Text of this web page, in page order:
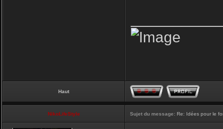
Haut
NikoLifeStyle Sujet du message: Re: Idées pour le